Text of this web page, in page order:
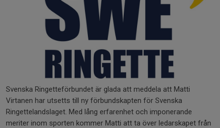
Svenska Ringetteförbundet är glada att meddela att Matti
Virtanen har utsetts till ny förbundskapten för Svenska
Ringettelandslaget. Med lång erfarenhet och imponerande
meriter inom sporten kommer Matti att ta över ledarskapet från